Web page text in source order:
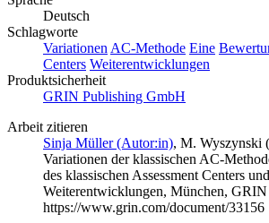
Deutsch
Schlagworte
Variationen AC-Methode Eine
Centers Weiterentwicklungen
Produktsicherheit
GRIN Publishing GmbH
Arbeit zitieren
Sinja Müller (Autor:in), M. Wyszynski
Variationen der klassischen AC-
des klassischen Assessment Centers
Weiterentwicklungen, München, GRIN
https://www.grin.com/document/33156